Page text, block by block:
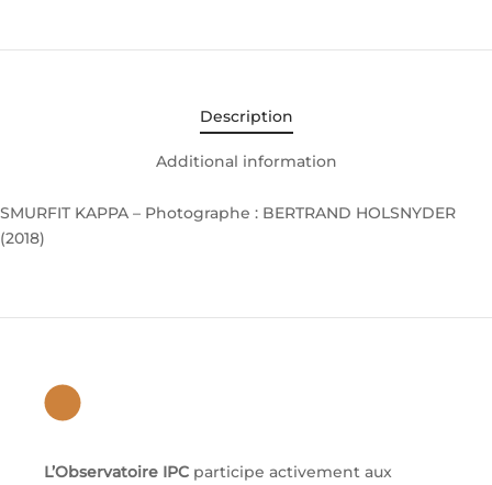
Description
Additional information
SMURFIT KAPPA – Photographe : BERTRAND HOLSNYDER
(2018)
L’Observatoire IPC participe activement aux